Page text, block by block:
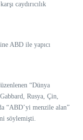
caydırıcılık
ABD ile yapıcı
“Dünya
Rusya, Çin,
“ABD’yi menzile alan”
söylemişti.